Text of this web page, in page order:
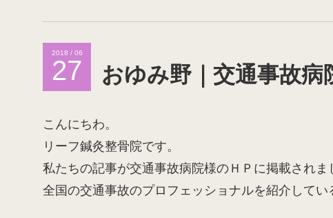
おゆみ野｜交通事故病
2018 / 06
27
こんにちわ。
リーフ鍼灸整骨院です。
私たちの記事が交通事故病院様のＨＰに掲載されま
全国の交通事故のプロフェッショナルを紹介してい